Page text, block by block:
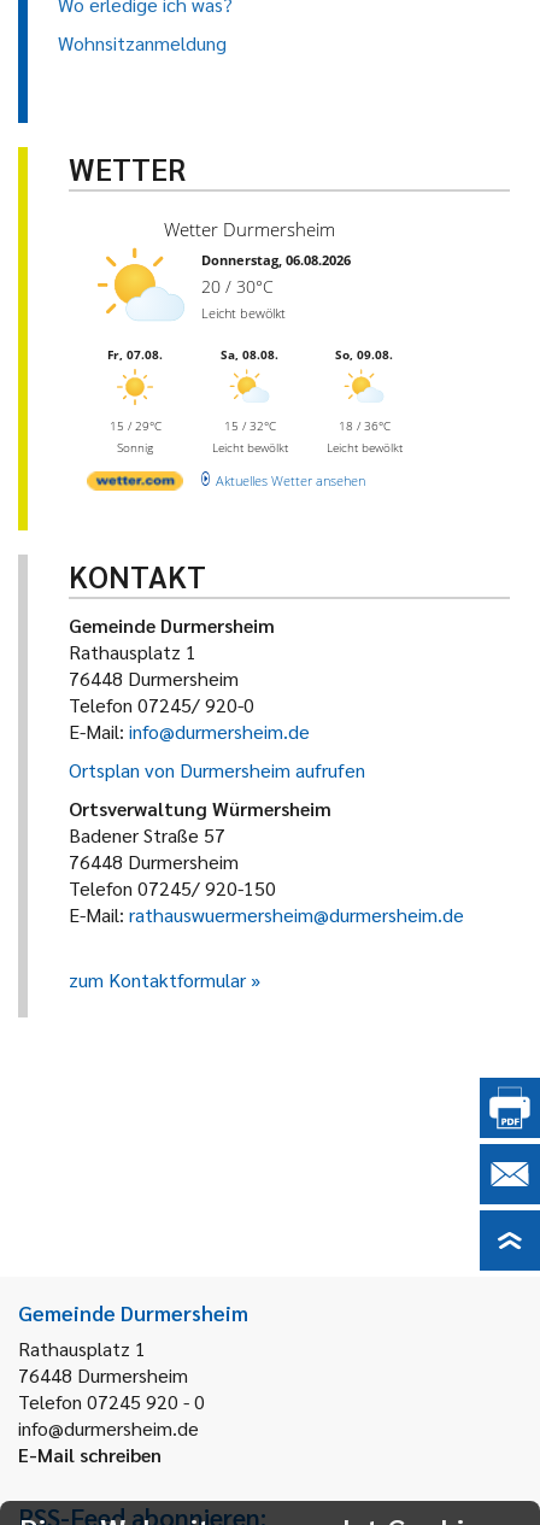
Wohnsitzanmeldung
WETTER
Wetter Durmersheim
Donnerstag, 06.08.2026
20 / 30°C
Leicht bewölkt
Fr, 07.08.
15 / 29°C
Sonnig
Sa, 08.08.
15 / 32°C
Leicht bewölkt
So, 09.08.
18 / 36°C
Leicht bewölkt
Aktuelles Wetter ansehen
KONTAKT
Gemeinde Durmersheim
Rathausplatz 1
76448 Durmersheim
Telefon 07245/ 920-0
E-Mail: info@durmersheim.de
Ortsplan von Durmersheim aufrufen
Ortsverwaltung Würmersheim
Badener Straße 57
76448 Durmersheim
Telefon 07245/ 920-150
E-Mail: rathauswuermersheim@durmersheim.de
zum Kontaktformular
Gemeinde Durmersheim
Rathausplatz 1
76448 Durmersheim
Telefon 07245 920 - 0
info@durmersheim.de
E-Mail schreiben
RSS-Feed abonnieren: